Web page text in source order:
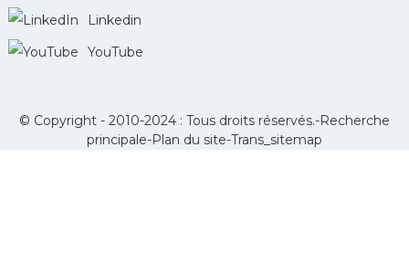
Linkedin
YouTube
© Copyright - 2010-2024 : Tous droits réservés.-Recherche
principale-Plan du site-Trans_sitemap